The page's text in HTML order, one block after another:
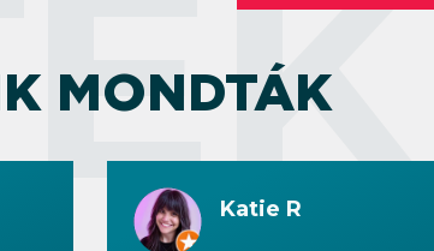
MONDTÁK
Katie R